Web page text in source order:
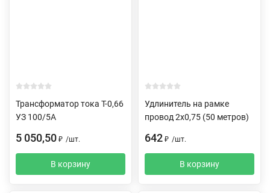
Трансформатор тока Т-0,66
УЗ 100/5А
5 050,50 ₽ /шт.
В корзину
Удлинитель на рамке
провод 2х0,75 (50 метров)
642 ₽ /шт.
В корзину